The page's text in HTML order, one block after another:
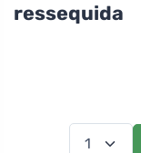
ressequida